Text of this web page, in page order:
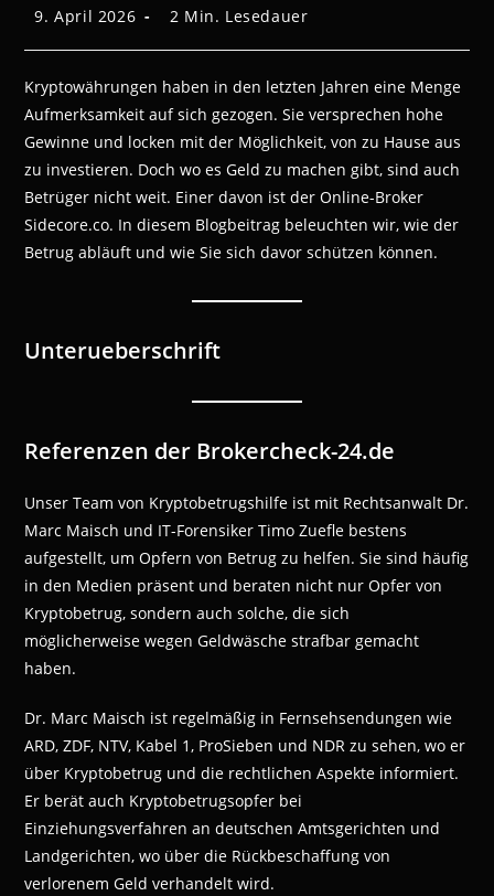
Beitrag
9. April 2026 Lesedauer:
2 Min. Lesedauer
Kryptowährungen haben in den letzten Jahren eine Menge
Aufmerksamkeit auf sich gezogen. Sie versprechen hohe
Gewinne und locken mit der Möglichkeit, von zu Hause aus
zu investieren. Doch wo es Geld zu machen gibt, sind auch
Betrüger nicht weit. Einer davon ist der Online-Broker
Sidecore.co. In diesem Blogbeitrag beleuchten wir, wie der
Betrug abläuft und wie Sie sich davor schützen können.
Unterueberschrift
Referenzen der Brokercheck-24.de
Unser Team von Kryptobetrugshilfe ist mit Rechtsanwalt Dr.
Marc Maisch und IT-Forensiker Timo Zuefle bestens
aufgestellt, um Opfern von Betrug zu helfen. Sie sind häufig
in den Medien präsent und beraten nicht nur Opfer von
Kryptobetrug, sondern auch solche, die sich
möglicherweise wegen Geldwäsche strafbar gemacht
haben.
Dr. Marc Maisch ist regelmäßig in Fernsehsendungen wie
ARD, ZDF, NTV, Kabel 1, ProSieben und NDR zu sehen, wo er
über Kryptobetrug und die rechtlichen Aspekte informiert.
Er berät auch Kryptobetrugsopfer bei
Einziehungsverfahren an deutschen Amtsgerichten und
Landgerichten, wo über die Rückbeschaffung von
verlorenem Geld verhandelt wird.